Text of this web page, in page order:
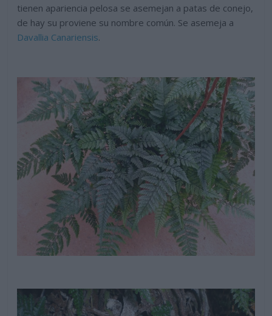
tienen apariencia pelosa se asemejan a patas de conejo,
de hay su proviene su nombre común. Se asemeja a
Davallia Canariensis.